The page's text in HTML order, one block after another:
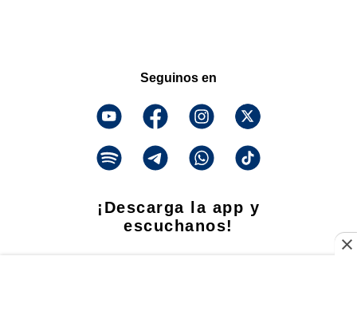
Seguinos en
¡Descarga la app y
escuchanos!